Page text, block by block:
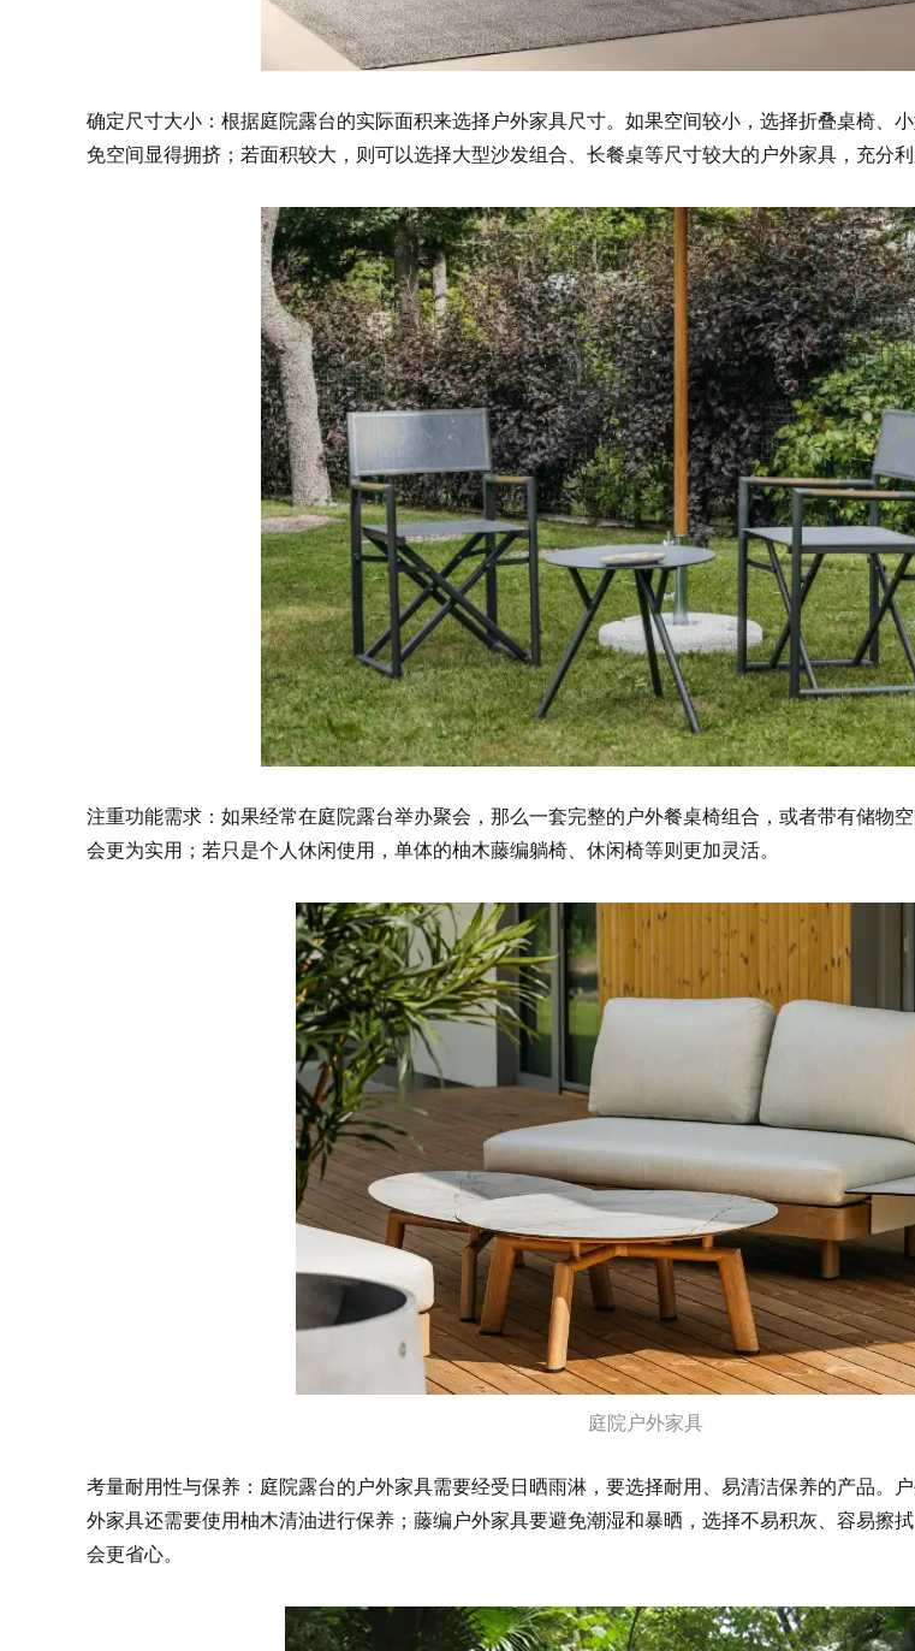
确定尺寸大小：根据庭院露台的实际面积来选择户外家具尺寸。如果空间较小，选择折叠桌椅、
免空间显得拥挤；若面积较大，则可以选择大型沙发组合、长餐桌等尺寸较大的户外家具，充分利
注重功能需求：如果经常在庭院露台举办聚会，那么一套完整的户外餐桌椅组合，或者带有储物
会更为实用；若只是个人休闲使用，单体的柚木藤编躺椅、休闲椅等则更加灵活。
庭院户外家具
考量耐用性与保养：庭院露台的户外家具需要经受日晒雨淋，要选择耐用、易清洁保养的产品。
外家具还需要使用柚木清油进行保养；藤编户外家具要避免潮湿和暴晒，选择不易积灰、容易擦
会更省心。